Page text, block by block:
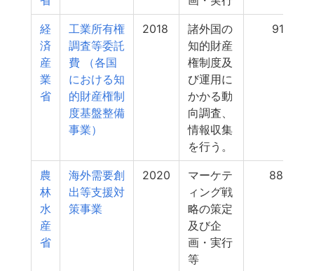
経
済
産
業
省
工業所有権
調査等委託
費 （各国
における知
的財産権制
度基盤整備
事業）
2018
諸外国の
知的財産
権制度及
び運用に
かかる動
向調査、
情報収集
を行う。
917
農
林
水
産
省
海外需要創
出等支援対
策事業
2020
マーケテ
ィング戦
略の策定
及び企
画・実行
等
882